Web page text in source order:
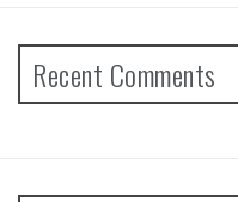
Recent Comments